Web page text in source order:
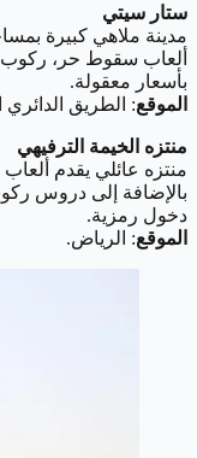
ستار سيتي
ألعاب سقوط حر، ركوب
بأسعار معقولة.
الموقع: الطريق
منتزه الخيمة الترفيهي
منتزه عائلي يقدم
بالإضافة إلى دروس
دخول رمزية.
الموقع: الرياض.